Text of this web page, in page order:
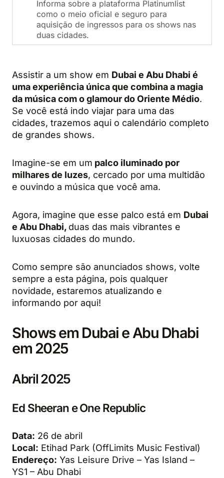
Informa sobre a plataforma Platinumlist
como o meio oficial e seguro para
aquisição de ingressos para os shows nas
duas cidades.
Assistir a um show em Dubai e Abu Dhabi é
uma experiência única que combina a magia
da música com o glamour do Oriente Médio.
Se você está indo viajar para uma das
cidades, trazemos aqui o calendário completo
de grandes shows.
Imagine-se em um palco iluminado por
milhares de luzes, cercado por uma multidão
e ouvindo a música que você ama.
Agora, imagine que esse palco está em Dubai
e Abu Dhabi, duas das mais vibrantes e
luxuosas cidades do mundo.
Como sempre são anunciados shows, volte
sempre a esta página, pois qualquer
novidade, estaremos atualizando e
informando por aqui!
Shows em Dubai e Abu Dhabi
em 2025
Abril 2025
Ed Sheeran e One Republic
Data: 26 de abril
Local: Etihad Park (OffLimits Music Festival)
Endereço: Yas Leisure Drive – Yas Island –
YS1 – Abu Dhabi